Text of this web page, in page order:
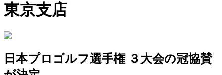
東京支店
日本プロゴルフ選手権 ３大会の冠協賛